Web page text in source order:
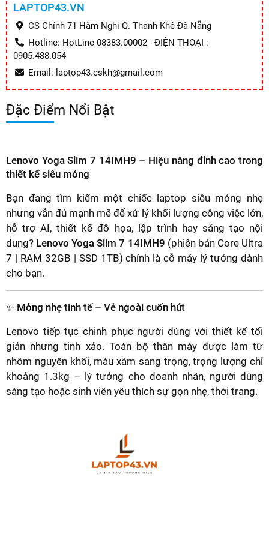
LAPTOP43.VN
CS Chính 71 Hàm Nghi Q. Thanh Khê Đà Nẵng
Hotline: HotLine 08383.00002 - ĐIỆN THOẠI :
0905.488.054
Email: laptop43.cskh@gmail.com
Đặc Điểm Nổi Bật
Lenovo Yoga Slim 7 14IMH9 – Hiệu năng đỉnh cao trong
thiết kế siêu mỏng
Bạn đang tìm kiếm một chiếc laptop siêu mỏng nhẹ
nhưng vẫn đủ mạnh mẽ để xử lý khối lượng công việc lớn,
hỗ trợ AI, thiết kế đồ họa, lập trình hay sáng tạo nội
dung? Lenovo Yoga Slim 7 14IMH9 (phiên bản Core Ultra
7 | RAM 32GB | SSD 1TB) chính là cỗ máy lý tưởng dành
cho bạn.
✨ Mỏng nhẹ tinh tế – Vẻ ngoài cuốn hút
Lenovo tiếp tục chinh phục người dùng với thiết kế tối
giản nhưng tinh xảo. Toàn bộ thân máy được làm từ
nhôm nguyên khối, màu xám sang trọng, trọng lượng chỉ
khoảng 1.3kg – lý tưởng cho doanh nhân, người dùng
sáng tạo hoặc sinh viên yêu thích sự gọn nhẹ, thời trang.